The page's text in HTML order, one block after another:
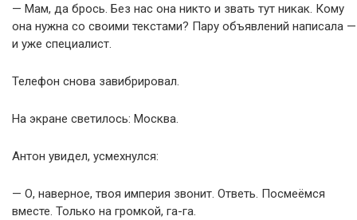
— Мам, да брось. Без нас она никто и звать тут никак. Кому
она нужна со своими текстами? Пару объявлений написала —
и уже специалист.
Телефон снова завибрировал.
На экране светилось: Москва.
Антон увидел, усмехнулся:
— О, наверное, твоя империя звонит. Ответь. Посмеёмся
вместе. Только на громкой, га-га.